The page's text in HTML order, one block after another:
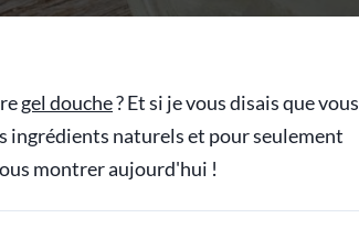
gel douche? Et si je vous disais que vous
ingrédients naturels et pour seulement
montrer aujourd'hui !